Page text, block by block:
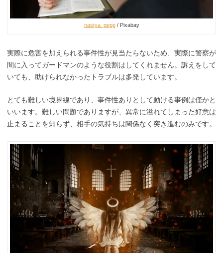
nastya_gepp/ Pixabay
実際に危害を加えられる事件性が見当たらないため、実際に警察が
間に入ってガードマンのような役割はしてくれません。訴えをして
いても、助けられなかったトラブルは多発しています。
とても難しい境界線であり、事件性ありとして動ける事例は僅かと
いいます。難しい問題でありますが、異常に溢れてしまった好意は
止まることを知らず、相手の気持ちは関係なく突き進むのみです。